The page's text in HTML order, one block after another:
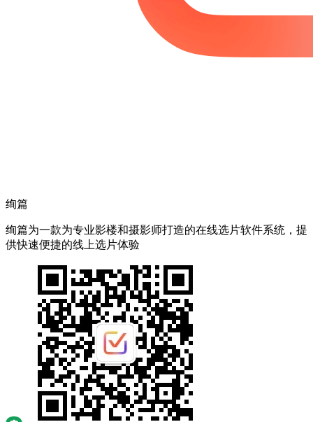
绚篇
绚篇为一款为专业影楼和摄影师打造的在线选片软件系统，提
供快速便捷的线上选片体验